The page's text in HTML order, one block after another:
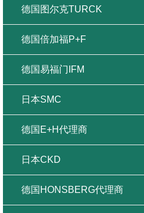
德国图尔克TURCK
德国倍加福P+F
德国易福门IFM
日本SMC
德国E+H代理商
日本CKD
德国HONSBERG代理商